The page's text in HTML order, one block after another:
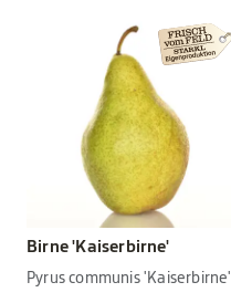
Birne 'Kaiserbirne'
Pyrus communis 'Kaiserbirne'